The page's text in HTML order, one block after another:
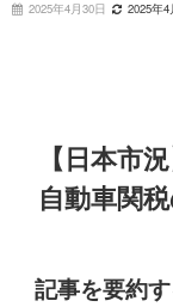
2025年4月30日 2025年4
【日本市
自動車関
記事を要約